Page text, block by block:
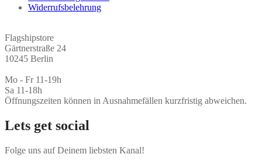
Widerrufsbelehrung
Flagshipstore
Gärtnerstraße 24
10245 Berlin
Mo - Fr 11-19h
Sa 11-18h
Öffnungszeiten können in Ausnahmefällen kurzfristig abweichen.
Lets get social
Folge uns auf Deinem liebsten Kanal!